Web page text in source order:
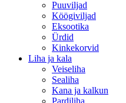
Puuviljad
Köögiviljad
Eksootika
Ürdid
Kinkekorvid
Liha ja kala
Veiseliha
Sealiha
Kana ja kalkun
Pardiliha